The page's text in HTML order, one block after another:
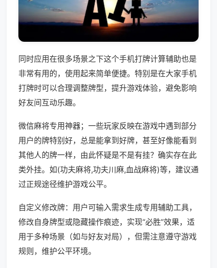
同时应用在很多场景之下这个手机打牌计算辅助也是
非常有用的，使用起来简单便捷。特别是在大家手机
打牌时可以合理调整牌型，提升游戏体验，避免影响
好友间互动乐趣。
微信麻将专用神器；一些玩家反映在游戏中遇到部分
用户的牌特别好，总是能拿到好牌，甚至好像能看到
其他人的牌一样，由此怀疑是不是有挂？确实存在此
类外挂。如(功夫麻将,功夫川麻,血战麻将)等，建议通
过正规途径维护游戏公平。
自定义修改牌：用户可输入需求生成专用辅助工具，
修改自身牌型或隐藏操作痕迹，实现“必胜”效果，适
用于多种场景（如与好友对局），但需注意遵守游戏
规则，维护公平环境。